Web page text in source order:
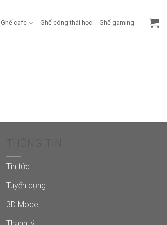
Ghế cafe Ghế công thái học Ghế gaming
Tin tức
Tuyển dụng
3D Model